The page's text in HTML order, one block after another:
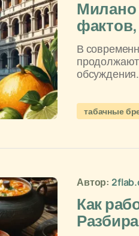
Милано
В
табачные
Автор:
Как